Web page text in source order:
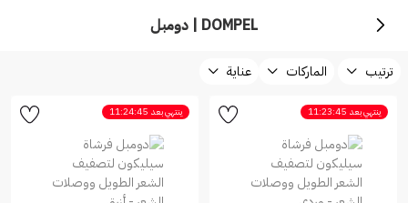
DOMPEL | دومبل
ترتيب الماركات عناية
ينتهي بعد 11:23:45 ينتهي بعد 11:24:45